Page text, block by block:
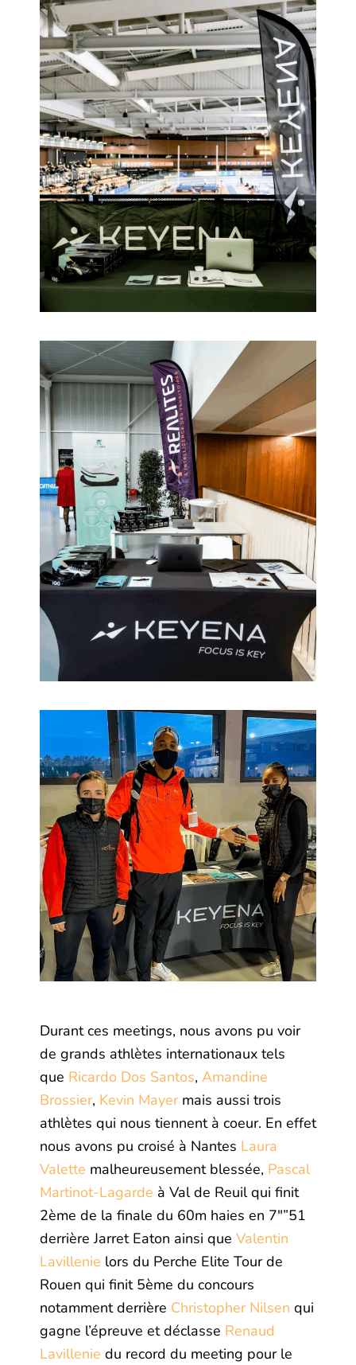
Durant ces meetings, nous avons pu voir
de grands athlètes internationaux tels
que Ricardo Dos Santos, Amandine
Brossier, Kevin Mayermais aussi trois
athlètes qui nous tiennent à coeur. En effet
nous avons pu croisé à Nantes Laura
Valette malheureusement blessée, Pascal
Martinot-Lagarde à Val de Reuil qui finit
2ème de la finale du 60m haies en 7″”51
derrière Jarret Eaton ainsi que Valentin
Lavillenie lors du Perche Elite Tour de
Rouen qui finit 5ème du concours
notamment derrière Christopher Nilsen qui
gagne l’épreuve et déclasse Renaud
Lavillenie du record du meeting pour le